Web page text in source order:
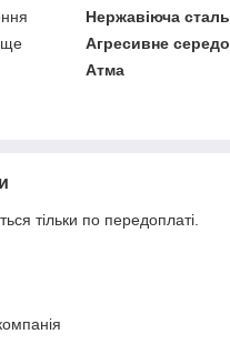
Нержавіюча сталь
Агресивне
Атма
тільки по передоплаті.